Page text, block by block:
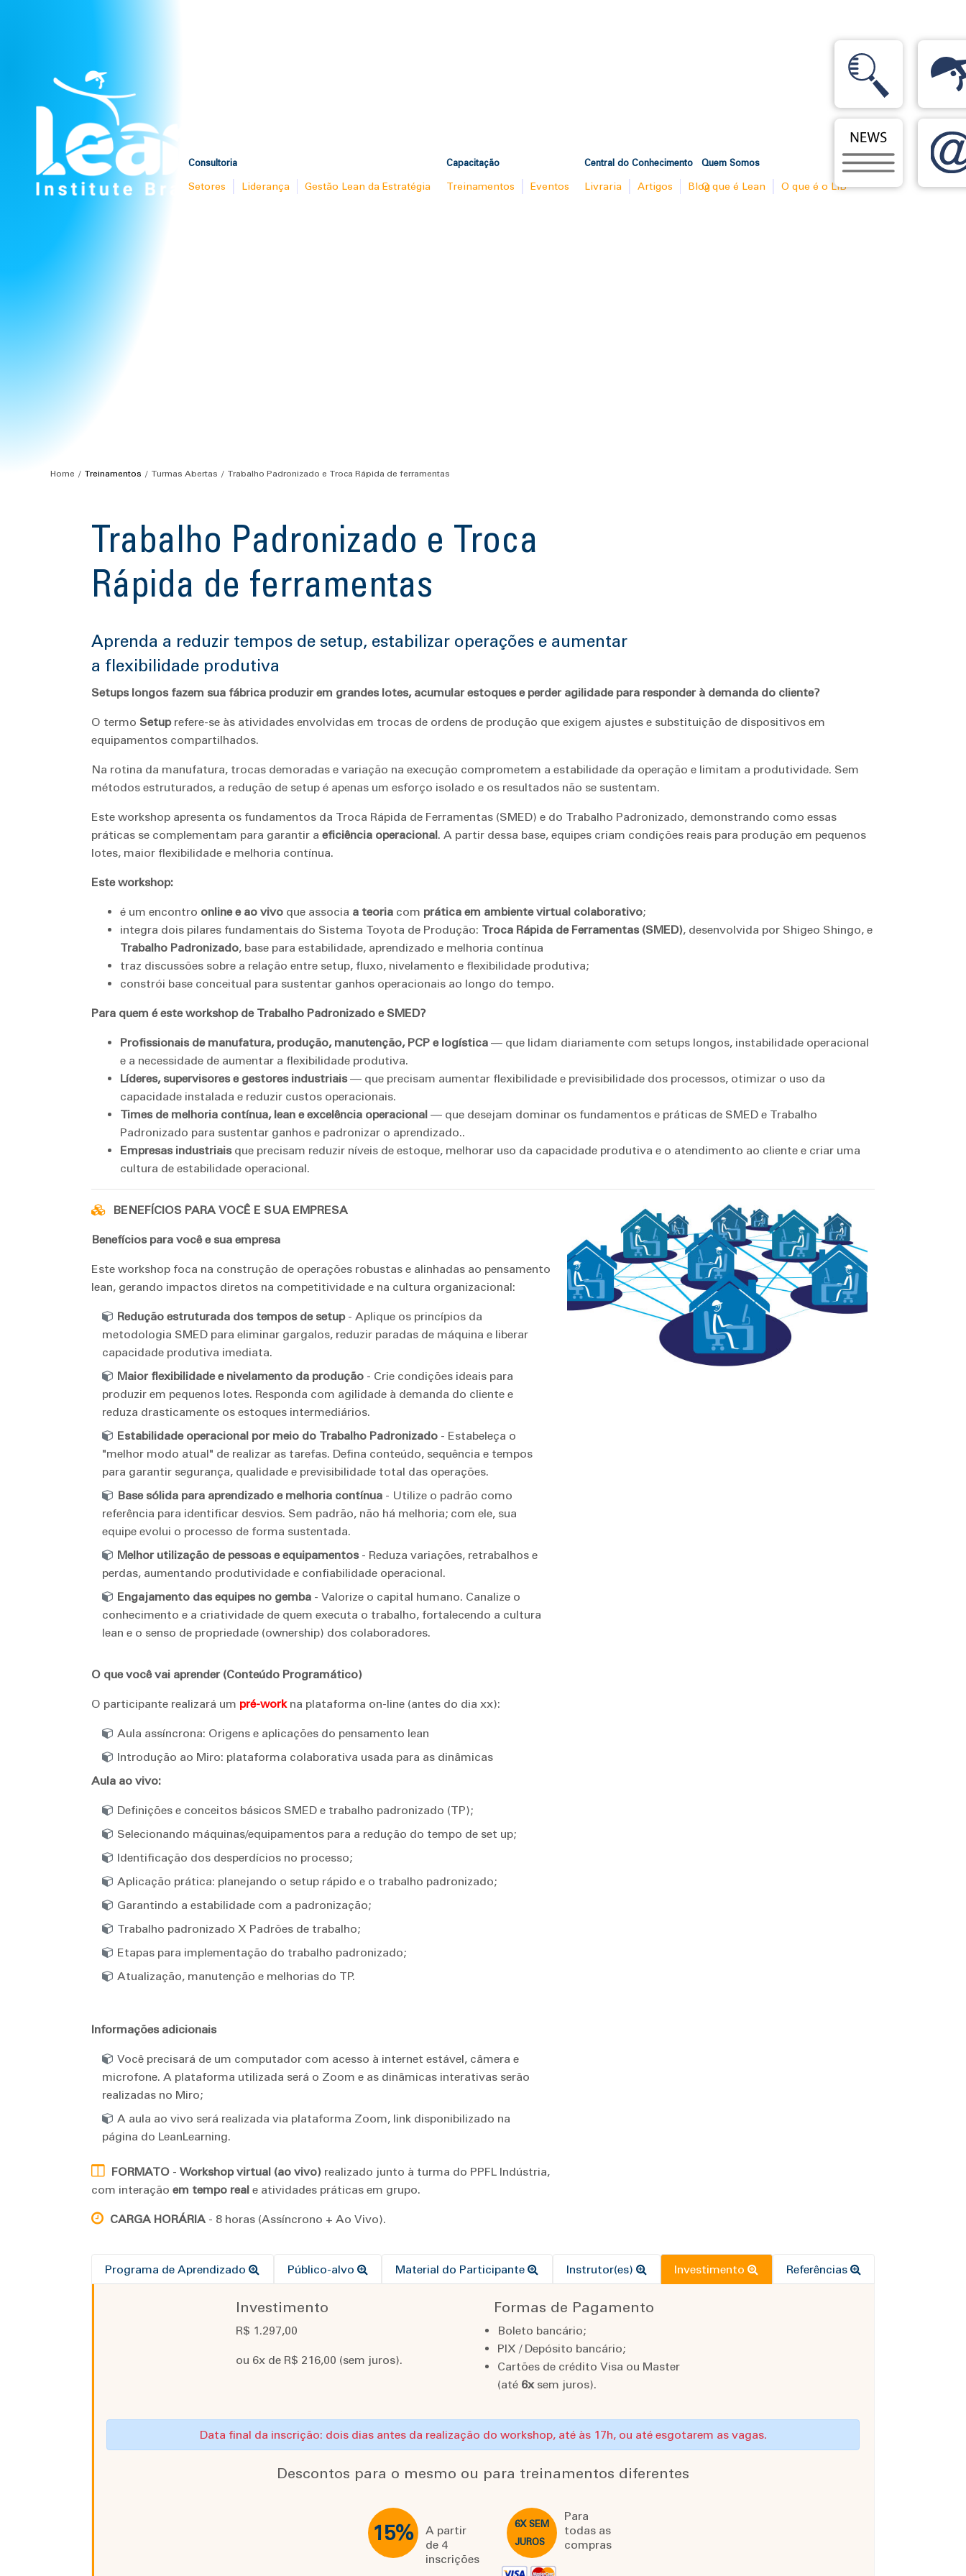
Consultoria
Setores Liderança Gestão Lean da Estratégia
Capacitação
Treinamentos Eventos
Central do Conhecimento
Livraria Artigos Blog
Quem Somos
O que é Lean O que é o LIB
Home Treinamentos Turmas Abertas Trabalho Padronizado e Troca Rápida de ferramentas
Trabalho Padronizado e Troca
Rápida de ferramentas
Aprenda a reduzir tempos de setup, estabilizar operações e aumentar
a flexibilidade produtiva
Setups longos fazem sua fábrica produzir em grandes lotes, acumular estoques e perder agilidade para responder à demanda do cliente?
O termo Setuprefere-se às atividades envolvidas em trocas de ordens de produção que exigem ajustes e substituição de dispositivos em
equipamentos compartilhados.
Na rotina da manufatura, trocas demoradas e variação na execução comprometem a estabilidade da operação e limitam a produtividade. Sem
métodos estruturados, a redução de setup é apenas um esforço isolado e os resultados não se sustentam.
Este workshop apresenta os fundamentos da Troca Rápida de Ferramentas (SMED) e do Trabalho Padronizado, demonstrando como essas
práticas se complementam para garantir a eficiência operacional. A partir dessa base, equipes criam condições reais para produção em pequenos
lotes, maior flexibilidade e melhoria contínua.
Este workshop:
é um encontro online e ao vivo que associa a teoria com prática em ambiente virtual colaborativo;
integra dois pilares fundamentais do Sistema Toyota de Produção: Troca Rápida de Ferramentas (SMED), desenvolvida por Shigeo Shingo, e
Trabalho Padronizado, base para estabilidade, aprendizado e melhoria contínua
traz discussões sobre a relação entre setup, fluxo, nivelamento e flexibilidade produtiva;
constrói base conceitual para sustentar ganhos operacionais ao longo do tempo.
Para quem é este workshop de Trabalho Padronizado e SMED?
Profissionais de manufatura, produção, manutenção, PCP e logística — que lidam diariamente com setups longos, instabilidade operacional
e a necessidade de aumentar a flexibilidade produtiva.
Líderes, supervisores e gestores industriais— que precisam aumentar flexibilidade e previsibilidade dos processos, otimizar o uso da
capacidade instalada e reduzir custos operacionais.
Times de melhoria contínua, lean e excelência operacional — que desejam dominar os fundamentos e práticas de SMED e Trabalho
Padronizado para sustentar ganhos e padronizar o aprendizado..
Empresas industriaisque precisam reduzir níveis de estoque, melhorar uso da capacidade produtiva e o atendimento ao cliente e criar uma
cultura de estabilidade operacional.
BENEFÍCIOS PARA VOCÊ E SUA EMPRESA
Benefícios para você e sua empresa
Este workshop foca na construção de operações robustas e alinhadas ao pensamento
lean, gerando impactos diretos na competitividade e na cultura organizacional:
Redução estruturada dos tempos de setup- Aplique os princípios da
metodologia SMED para eliminar gargalos, reduzir paradas de máquina e liberar
capacidade produtiva imediata.
Maior flexibilidade e nivelamento da produção - Crie condições ideais para
produzir em pequenos lotes. Responda com agilidade à demanda do cliente e
reduza drasticamente os estoques intermediários.
Estabilidade operacional por meio do Trabalho Padronizado - Estabeleça o
"melhor modo atual" de realizar as tarefas. Defina conteúdo, sequência e tempos
para garantir segurança, qualidade e previsibilidade total das operações.
Base sólida para aprendizado e melhoria contínua - Utilize o padrão como
referência para identificar desvios. Sem padrão, não há melhoria; com ele, sua
equipe evolui o processo de forma sustentada.
Melhor utilização de pessoas e equipamentos- Reduza variações, retrabalhos e
perdas, aumentando produtividade e confiabilidade operacional.
Engajamento das equipes no gemba - Valorize o capital humano. Canalize o
conhecimento e a criatividade de quem executa o trabalho, fortalecendo a cultura
lean e o senso de propriedade (ownership) dos colaboradores.
O que você vai aprender (Conteúdo Programático)
O participante realizará um pré-workna plataforma on-line (antes do dia xx):
Aula assíncrona: Origens e aplicações do pensamento lean
Introdução ao Miro: plataforma colaborativa usada para as dinâmicas
Aula ao vivo:
Definições e conceitos básicos SMED e trabalho padronizado (TP);
Selecionando máquinas/equipamentos para a redução do tempo de set up;
Identificação dos desperdícios no processo;
Aplicação prática: planejando o setup rápido e o trabalho padronizado;
Garantindo a estabilidade com a padronização;
Trabalho padronizado X Padrões de trabalho;
Etapas para implementação do trabalho padronizado;
Atualização, manutenção e melhorias do TP.
Informações adicionais
Você precisará de um computador com acesso à internet estável, câmera e
microfone. A plataforma utilizada será o Zoom e as dinâmicas interativas serão
realizadas no Miro;
A aula ao vivo será realizada via plataforma Zoom, link disponibilizado na
página do LeanLearning.
FORMATO - Workshop virtual (ao vivo) realizado junto à turma do PPFL Indústria,
com interação em tempo real e atividades práticas em grupo.
CARGA HORÁRIA - 8 horas (Assíncrono + Ao Vivo).
Programa de Aprendizado Público-alvo Material do Participante Instrutor(es) Investimento Referências
Investimento
R$ 1.297,00
ou 6x de R$ 216,00 (sem juros).
Formas de Pagamento
Boleto bancário;
PIX / Depósito bancário;
Cartões de crédito Visa ou Master
(até 6xsem juros).
Data final da inscrição: dois dias antes da realização do workshop, até às 17h, ou até esgotarem as vagas.
Descontos para o mesmo ou para treinamentos diferentes
15%
A partir
de 4
inscrições
6X SEM
JUROS
Para
todas as
compras